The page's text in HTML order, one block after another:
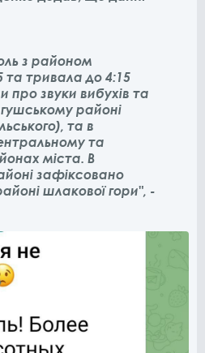
з районом
та тривала до 4:15
про звуки вибухів та
районі
та в
та
міста. В
зафіксовано
шлакової гори", -